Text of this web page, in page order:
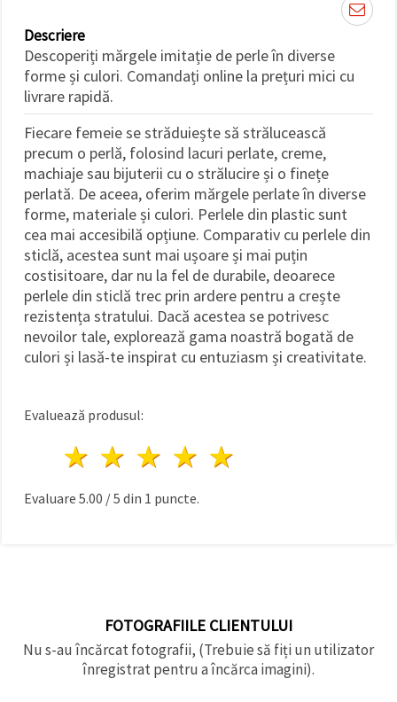
Setări
Descriere
Descoperiți mărgele imitație de perle în diverse
forme și culori. Comandați online la prețuri mici cu
livrare rapidă.
Fiecare femeie se străduiește să strălucească
precum o perlă, folosind lacuri perlate, creme,
machiaje sau bijuterii cu o strălucire și o finețe
perlată. De aceea, oferim mărgele perlate în diverse
forme, materiale și culori. Perlele din plastic sunt
cea mai accesibilă opțiune. Comparativ cu perlele din
sticlă, acestea sunt mai ușoare și mai puțin
costisitoare, dar nu la fel de durabile, deoarece
perlele din sticlă trec prin ardere pentru a crește
rezistența stratului. Dacă acestea se potrivesc
nevoilor tale, explorează gama noastră bogată de
culori și lasă-te inspirat cu entuziasm și creativitate.
Evaluează produsul:
4 stele
3 stele
2 stele
1 stea
Evaluare 5.00 /5 din 1 puncte.
FOTOGRAFIILE CLIENTULUI
Nu s-au încărcat fotografii, (Trebuie să fiți un utilizator
înregistrat pentru a încărca imagini).